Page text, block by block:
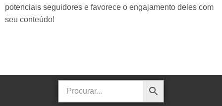
potenciais seguidores e favorece o engajamento deles com
seu conteúdo!